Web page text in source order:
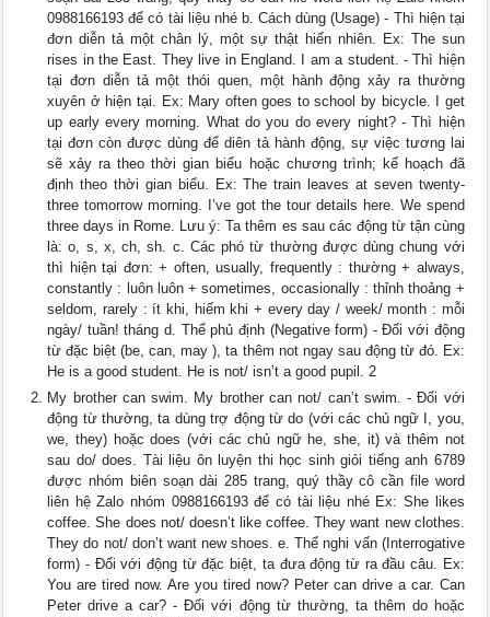
0988166193 để có tài liệu nhé b. Cách dùng (Usage) - Thì hiện tại
đơn diễn tả một chân lý, một sự thật hiển nhiên. Ex: The sun
rises in the East. They live in England. I am a student. - Thì hiện
tại đơn diễn tả một thói quen, một hành động xảy ra thường
xuyên ở hiện tại. Ex: Mary often goes to school by bicycle. I get
up early every morning. What do you do every night? - Thì hiện
tại đơn còn được dùng để diên tả hành động, sự việc tương lai
sẽ xảy ra theo thời gian biểu hoặc chương trình; kế hoạch đã
định theo thời gian biểu. Ex: The train leaves at seven twenty-
three tomorrow morning. I’ve got the tour details here. We spend
three days in Rome. Lưu ý: Ta thêm es sau các động từ tận cùng
là: o, s, x, ch, sh. c. Các phó từ thường được dùng chung với
thì hiện tại đơn: + often, usually, frequently : thường + always,
constantly : luôn luôn + sometimes, occasionally : thỉnh thoảng +
seldom, rarely : ít khi, hiếm khi + every day / week/ month : mỗi
ngày/ tuần! tháng d. Thể phủ định (Negative form) - Đối với động
từ đặc biệt (be, can, may ), ta thêm not ngay sau động từ đó. Ex:
He is a good student. He is not/ isn’t a good pupil. 2
My brother can swim. My brother can not/ can’t swim. - Đối với
động từ thường, ta dùng trợ động từ do (với các chủ ngữ I, you,
we, they) hoặc does (với các chủ ngữ he, she, it) và thêm not
sau do/ does. Tài liệu ôn luyện thi học sinh giỏi tiếng anh 6789
được nhóm biên soạn dài 285 trang, quý thầy cô cần file word
liên hệ Zalo nhóm 0988166193 để có tài liệu nhé Ex: She likes
coffee. She does not/ doesn’t like coffee. They want new clothes.
They do not/ don’t want new shoes. e. Thể nghi vấn (Interrogative
form) - Đối với động từ đặc biệt, ta đưa động từ ra đầu câu. Ex:
You are tired now. Are you tired now? Peter can drive a car. Can
Peter drive a car? - Đối với động từ thường, ta thêm do hoặc